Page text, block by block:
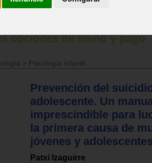
> Psicología infantil
Prevención del
adolescente. Un
imprescindible para
la primera causa de
jóvenes y
Patxi Izaguirre